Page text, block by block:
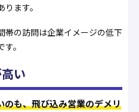
ます。
帯の訪問は企業イメージの低下
。
い
も、飛び込み営業のデメリ